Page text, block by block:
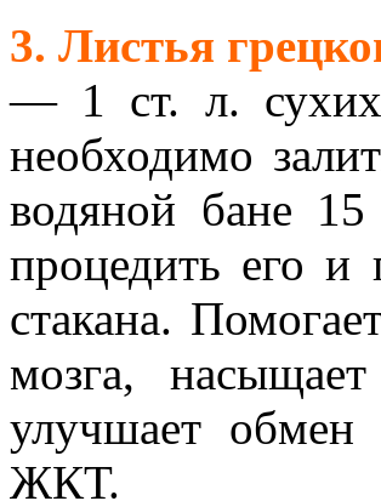
3. Листья
— 1 ст. л. сухих
необходимо
водяной бане
процедить его
стакана.
мозга,
улучшает обмен
ЖКТ.